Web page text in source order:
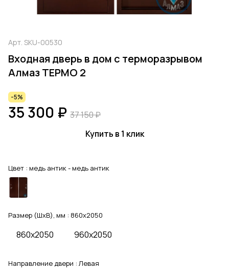
Арт. SKU-00530
Входная дверь в дом с терморазрывом
Алмаз ТЕРМО 2
-5%
35 300 ₽ 37 150 ₽
Купить в 1 клик
Цвет : медь антик - медь антик
Размер (ШхВ), мм : 860x2050
860x2050 960x2050
Направление двери : Левая